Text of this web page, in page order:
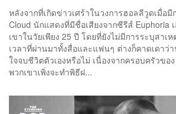
หลังจากที่เกิดข่าวเศร้าในวงการฮอลลีวูดเมื่อมี
Cloud นักแสดงที่มีชื่อเสียงจากซีรีส์ Euphoria
เขาในวัยเพียง 25 ปี โดยที่ยังไม่มีการระบุสาเ
เวลาที่ผ่านมาทั้งสื่อและแฟนๆ ต่างก็คาดเดาว่
ใจจบชีวิตตัวเองหรือไม่ เนื่องจากครอบครัวของ
พวกเขาเพิ่งจะทำพิธีฝ...